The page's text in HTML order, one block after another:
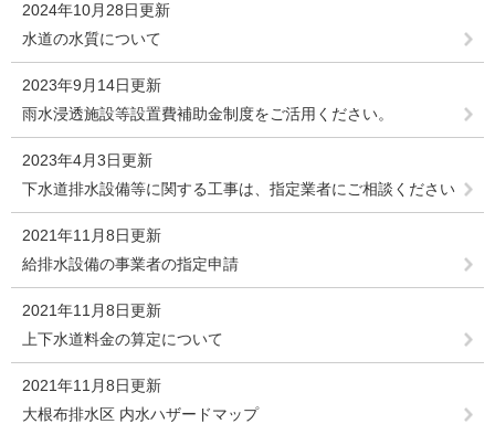
2024年10月28日更新
水道の水質について
2023年9月14日更新
雨水浸透施設等設置費補助金制度をご活用ください。
2023年4月3日更新
下水道排水設備等に関する工事は、指定業者にご相談ください
2021年11月8日更新
給排水設備の事業者の指定申請
2021年11月8日更新
上下水道料金の算定について
2021年11月8日更新
大根布排水区 内水ハザードマップ